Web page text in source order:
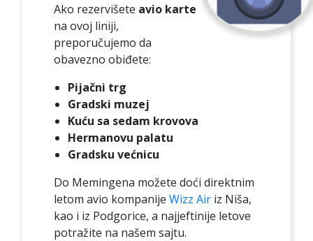
Ako rezervišete avio karte
na ovoj liniji,
preporučujemo da
obavezno obiđete:
Pijačni trg
Gradski muzej
Kuću sa sedam krovova
Hermanovu palatu
Gradsku većnicu
Do Memingena možete doći direktnim
letom avio kompanije Wizz Air iz Niša,
kao i iz Podgorice, a najjeftinije letove
potražite na našem sajtu.